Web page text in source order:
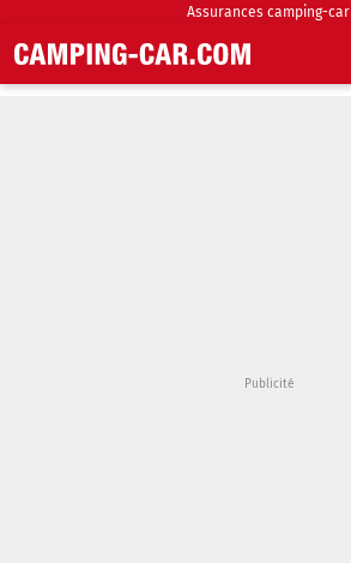
Assurances camping-car